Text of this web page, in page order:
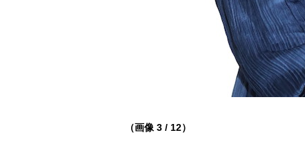
（画像 3 / 12）